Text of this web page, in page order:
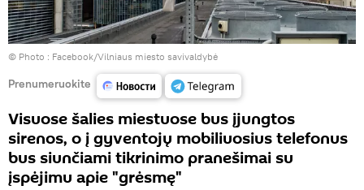
© Photo : Facebook/Vilniaus miesto savivaldybė
Prenumeruokite
Visuose šalies miestuose bus įjungtos
sirenos, o į gyventojų mobiliuosius telefonus
bus siunčiami tikrinimo pranešimai su
įspėjimu apie "grėsmę"